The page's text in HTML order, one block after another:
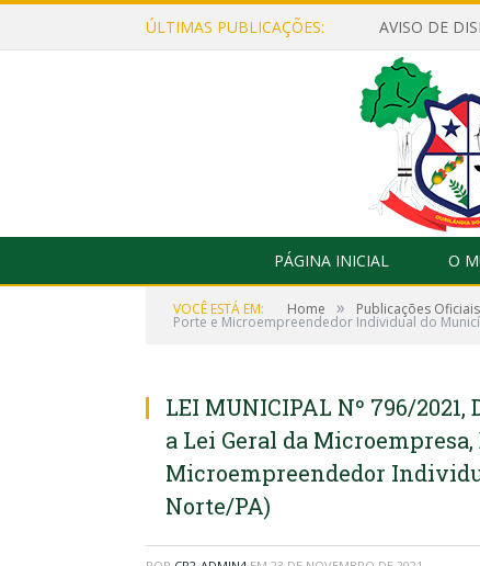
ÚLTIMAS PUBLICAÇÕES:
PÁGINA INICIAL O
VOCÊ ESTÁ EM: Home » Publicações Oficiais
Porte e Microempreendedor Individual do
LEI MUNICIPAL Nº 796/2021,
a Lei Geral da
Microempreendedor
Norte/PA)